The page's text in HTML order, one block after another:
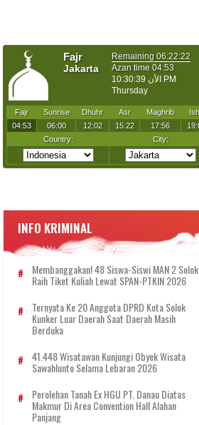
INFO KRIMINAL
Membanggakan! 48 Siswa-Siswi MAN 2 Solok
Raih Tiket Kuliah Lewat SPAN-PTKIN 2026
Ternyata Ke 20 Anggota DPRD Kota Solok
Kunker Luar Daerah Saat Daerah Masih
Berduka
41.448 Wisatawan Kunjungi Obyek Wisata
Sawahlunto Selama Lebaran 2026
Perolehan Tanah Ex HGU PT. Danau Diatas
Makmur Di Area Convention Hall Alahan
Panjang